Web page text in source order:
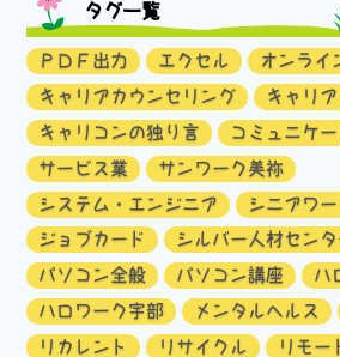
タグ一覧
ＰＤＦ出力 エクセル オンライ
キャリアカウンセリング
キャリ
キャリコンの独り言
コミュニケ
サービス業
サンワーク美祢
システム・エンジニア
シニアワ
ジョブカード
シルバー人材センタ
パソコン全般
パソコン講座
ハ
ハロワーク宇部
メンタルヘルス
リカレント
リサイクル リモー